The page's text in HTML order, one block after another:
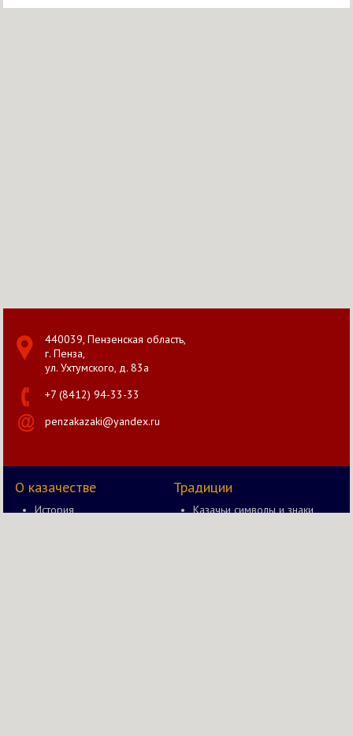
440039, Пензенская область,
г. Пенза,
ул. Ухтумского, д. 83а
+7 (8412) 94-33-33
penzakazaki@yandex.ru
О казачестве
История
Традиции
Казачьи символы и знаки